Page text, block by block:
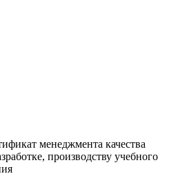
менеджмента качества
производству учебного